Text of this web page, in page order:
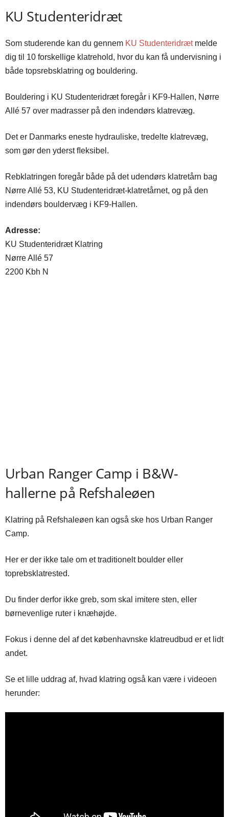
KU Studenteridræt
Som studerende kan du gennem KU Studenteridrætmelde
dig til 10 forskellige klatrehold, hvor du kan få undervisning i
både topsrebsklatring og bouldering.
Bouldering i KU Studenteridræt foregår i KF9-Hallen, Nørre
Allé 57 over madrasser på den indendørs klatrevæg.
Det er Danmarks eneste hydrauliske, tredelte klatrevæg,
som gør den yderst ﬂeksibel.
Rebklatringen foregår både på det udendørs klatretårn bag
Nørre Allé 53, KU Studenteridræt-klatretårnet, og på den
indendørs bouldervæg i KF9-Hallen.
Adresse:
KU Studenteridræt Klatring
Nørre Allé 57
2200 Kbh N
Urban Ranger Camp i B&W-
hallerne på Refshaleøen
Klatring på Refshaleøen kan også ske hos Urban Ranger
Camp.
Her er der ikke tale om et traditionelt boulder eller
toprebsklatrested.
Du finder derfor ikke greb, som skal imitere sten, eller
børnevenlige ruter i knæhøjde.
Fokus i denne del af det københavnske klatreudbud er et lidt
andet.
Se et lille uddrag af, hvad klatring også kan være i videoen
herunder: